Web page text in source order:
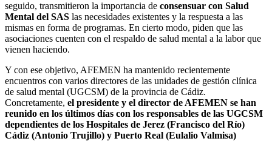
seguido, transmitieron la importancia de consensuar con Salud
Mental del SAS las necesidades existentes y la respuesta a las
mismas en forma de programas. En cierto modo, piden que las
asociaciones cuenten con el respaldo de salud mental a la labor que
vienen haciendo.
Y con ese objetivo, AFEMEN ha mantenido recientemente
encuentros con varios directores de las unidades de gestión clínica
de salud mental (UGCSM) de la provincia de Cádiz.
Concretamente, el presidente y el director de AFEMEN se han
reunido en los últimos días con los responsables de las UGCSM
dependientes de los Hospitales de Jerez (Francisco del Río)
Cádiz (Antonio Trujillo) y Puerto Real (Eulalio Valmisa)